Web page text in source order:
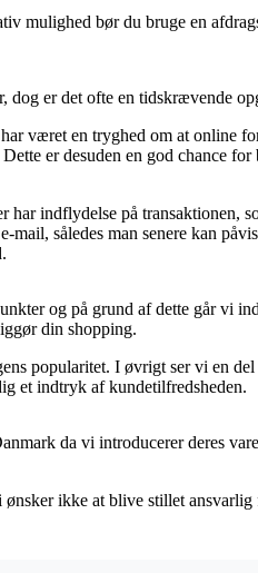
mulighed bør du bruge en
dog er det ofte en tidskrævende
været en tryghed om at online
er desuden en god chance
har indflydelse på transaktionen,
mail, således man senere kan
og på grund af dette går vi
din shopping.
popularitet. I øvrigt ser vi en
et indtryk af kundetilfredsheden.
da vi introducerer deres
ikke at blive stillet